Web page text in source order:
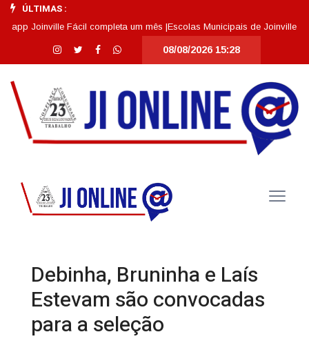
ÚLTIMAS :
Joinville Fácil completa um mês |Escolas Municipais de Joinville se
08/08/2026 15:28
Debinha, Bruninha e Laís
Estevam são convocadas
para a seleção